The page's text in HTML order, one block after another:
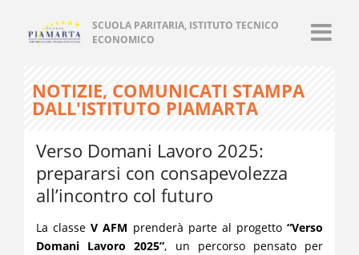
SCUOLA PARITARIA, ISTITUTO TECNICO
ECONOMICO
NOTIZIE, COMUNICATI STAMPA
DALL'ISTITUTO PIAMARTA
Verso Domani Lavoro 2025:
prepararsi con consapevolezza
all’incontro col futuro
La classeVAFM prenderà parte al progetto “Verso
Domani Lavoro 2025”, un percorso pensato per